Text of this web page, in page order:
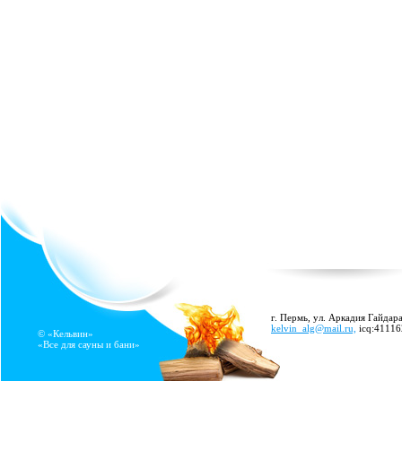
© «Кельвин»
«Все для сауны и бани»
г. Пермь, ул. Аркадия
kelvin_alg@mail.ru,